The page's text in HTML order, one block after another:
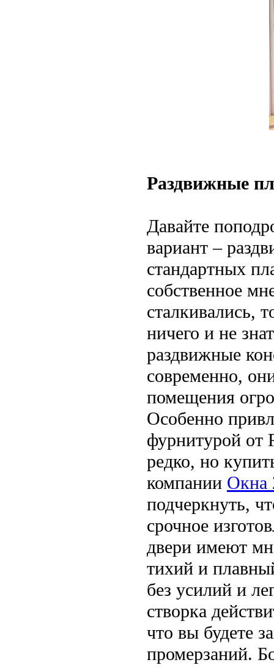
Раздвижные
Давайте
вариант –
стандартных
собственное
сталкивались,
ничего и не
раздвижные
современно,
помещения
Особенно
фурнитурой от
редко, но
компании Окна
подчеркнуть,
срочное
двери имеют
тихий и
без усилий и
створка
что вы будете
промерзаний.